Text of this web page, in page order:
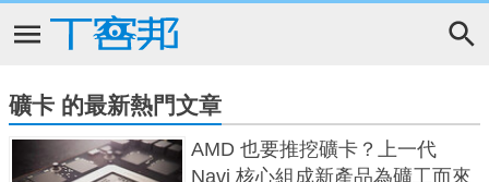
礦卡 的最新熱門文章
AMD 也要推挖礦卡？上一代
Navi 核心組成新產品為礦工而來